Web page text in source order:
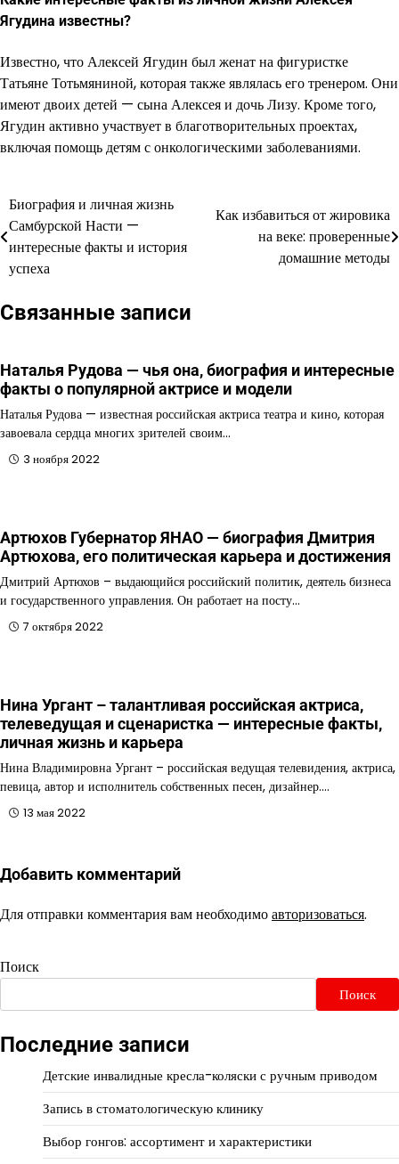
Ягудина известны?
Известно, что Алексей Ягудин был женат на фигуристке
Татьяне Тотьмяниной, которая также являлась его тренером. Они
имеют двоих детей — сына Алексея и дочь Лизу. Кроме того,
Ягудин активно участвует в благотворительных проектах,
включая помощь детям с онкологическими заболеваниями.
Навигация
по
записям
Биография и личная жизнь
Самбурской Насти —
интересные факты и история
успеха
Как избавиться от жировика
на веке: проверенные
домашние методы
Связанные записи
Наталья Рудова — чья она, биография и интересные
факты о популярной актрисе и модели
Наталья Рудова — известная российская актриса театра и кино, которая
завоевала сердца многих зрителей своим…
3 ноября 2022
Артюхов Губернатор ЯНАО — биография Дмитрия
Артюхова, его политическая карьера и достижения
Дмитрий Артюхов – выдающийся российский политик, деятель бизнеса
и государственного управления. Он работает на посту…
7 октября 2022
Нина Ургант – талантливая российская актриса,
телеведущая и сценаристка — интересные факты,
личная жизнь и карьера
Нина Владимировна Ургант – российская ведущая телевидения, актриса,
певица, автор и исполнитель собственных песен, дизайнер.…
13 мая 2022
Добавить комментарий
Для отправки комментария вам необходимоавторизоваться.
Поиск
Поиск
Последние записи
Детские инвалидные кресла-коляски с ручным приводом
Запись в стоматологическую клинику
Выбор гонгов: ассортимент и характеристики